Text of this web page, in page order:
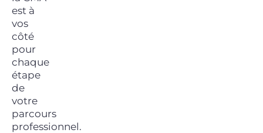
est à
vos
côté
pour
chaque
étape
de
votre
parcours
professionnel.